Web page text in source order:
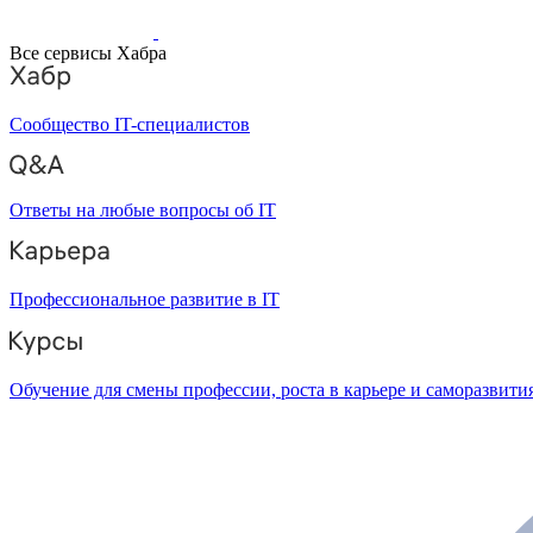
Все сервисы Хабра
Сообщество IT-специалистов
Ответы на любые вопросы об IT
Профессиональное развитие в IT
Обучение для смены профессии, роста в карьере и